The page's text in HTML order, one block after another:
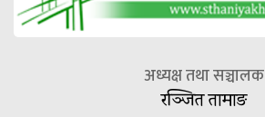
अध्यक्ष तथा सञ्चालक
रञ्जित तामाङ